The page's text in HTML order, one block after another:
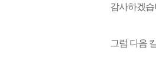
감사하겠습
그럼 다음